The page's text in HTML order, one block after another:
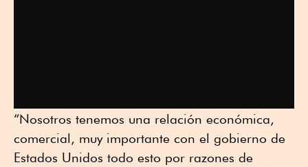
“Nosotros tenemos una relación económica,
comercial, muy importante con el gobierno de
Estados Unidos todo esto por razones de